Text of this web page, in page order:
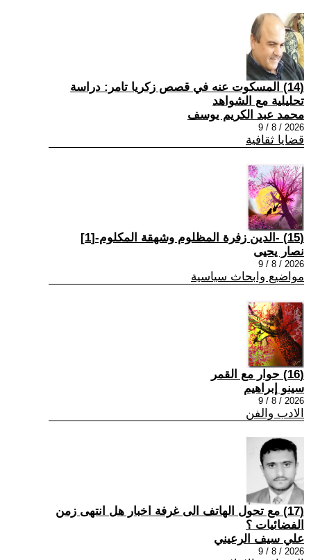
(14) المسكوت عنه في قصص زكريا تامر: دراسة
تحليلية مع الشواهد
محمد عبد الكريم يوسف
2026 / 8 / 9
قضايا ثقافية
(15) -الدين زفرة المظلوم وشهقة المكلوم-[1]
نصار يحيى
2026 / 8 / 9
مواضيع وابحاث سياسية
(16) حوار مع القمر
سينو إبراهيم
2026 / 8 / 9
الادب والفن
(17) مع تحول الهاتف الى غرفة اخبار هل انتهى زمن
الفضائيات ؟
علي سيف الرعيني
2026 / 8 / 9